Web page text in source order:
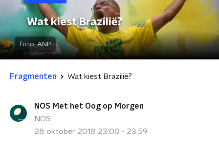
Wat kiest Brazilië?
foto:ANP
Fragmenten Wat kiest Brazilië?
NOS Met het Oog op Morgen
NOS
28 oktober 2018 23:00 - 23:59